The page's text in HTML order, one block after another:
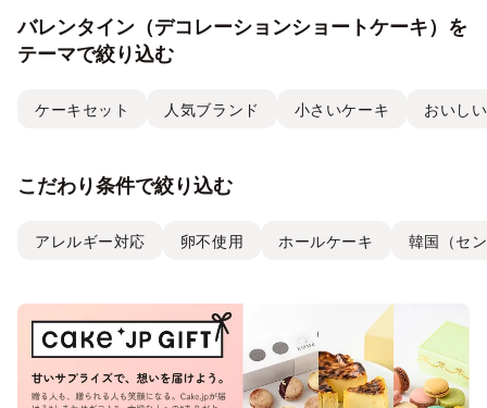
バレンタイン（デコレーションショートケーキ）を
テーマで絞り込む
ケーキセット 人気ブランド 小さいケーキ おいし
こだわり条件で絞り込む
アレルギー対応 卵不使用 ホールケーキ 韓国（セ